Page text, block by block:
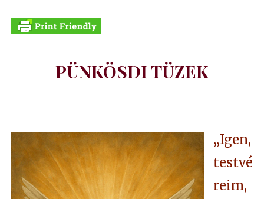
PÜNKÖSDI TÜZEK
„Igen,
testvé
reim,